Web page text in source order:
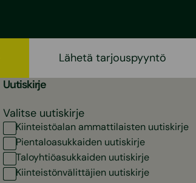
Lähetä tarjouspyyntö
Uutiskirje
Valitse uutiskirje
Kiinteistöalan ammattilaisten uutiskirje
Pientaloasukkaiden uutiskirje
Taloyhtiöasukkaiden uutiskirje
Kiinteistönvälittäjien uutiskirje